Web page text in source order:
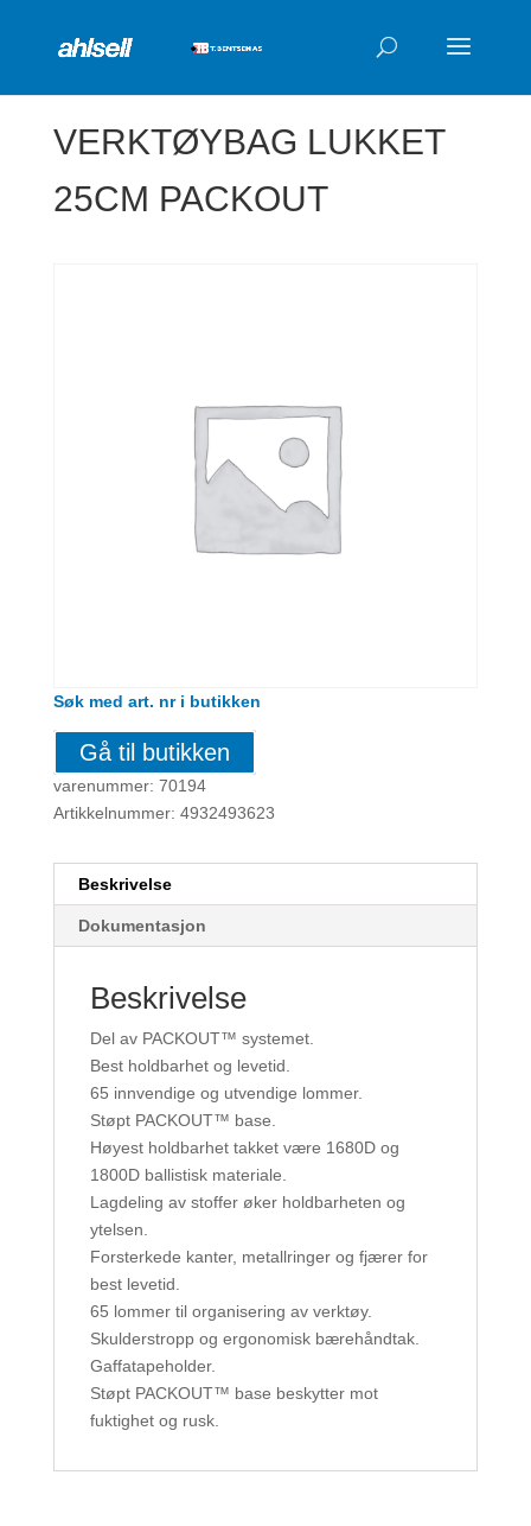
VERKTØYBAG LUKKET
25CM PACKOUT
Søk med art. nr i butikken
Gå til butikken
varenummer: 70194
Artikkelnummer: 4932493623
Beskrivelse
Dokumentasjon
Beskrivelse
Del av PACKOUT™ systemet.
Best holdbarhet og levetid.
65 innvendige og utvendige lommer.
Støpt PACKOUT™ base.
Høyest holdbarhet takket være 1680D og
1800D ballistisk materiale.
Lagdeling av stoffer øker holdbarheten og
ytelsen.
Forsterkede kanter, metallringer og fjærer for
best levetid.
65 lommer til organisering av verktøy.
Skulderstropp og ergonomisk bærehåndtak.
Gaffatapeholder.
Støpt PACKOUT™ base beskytter mot
fuktighet og rusk.